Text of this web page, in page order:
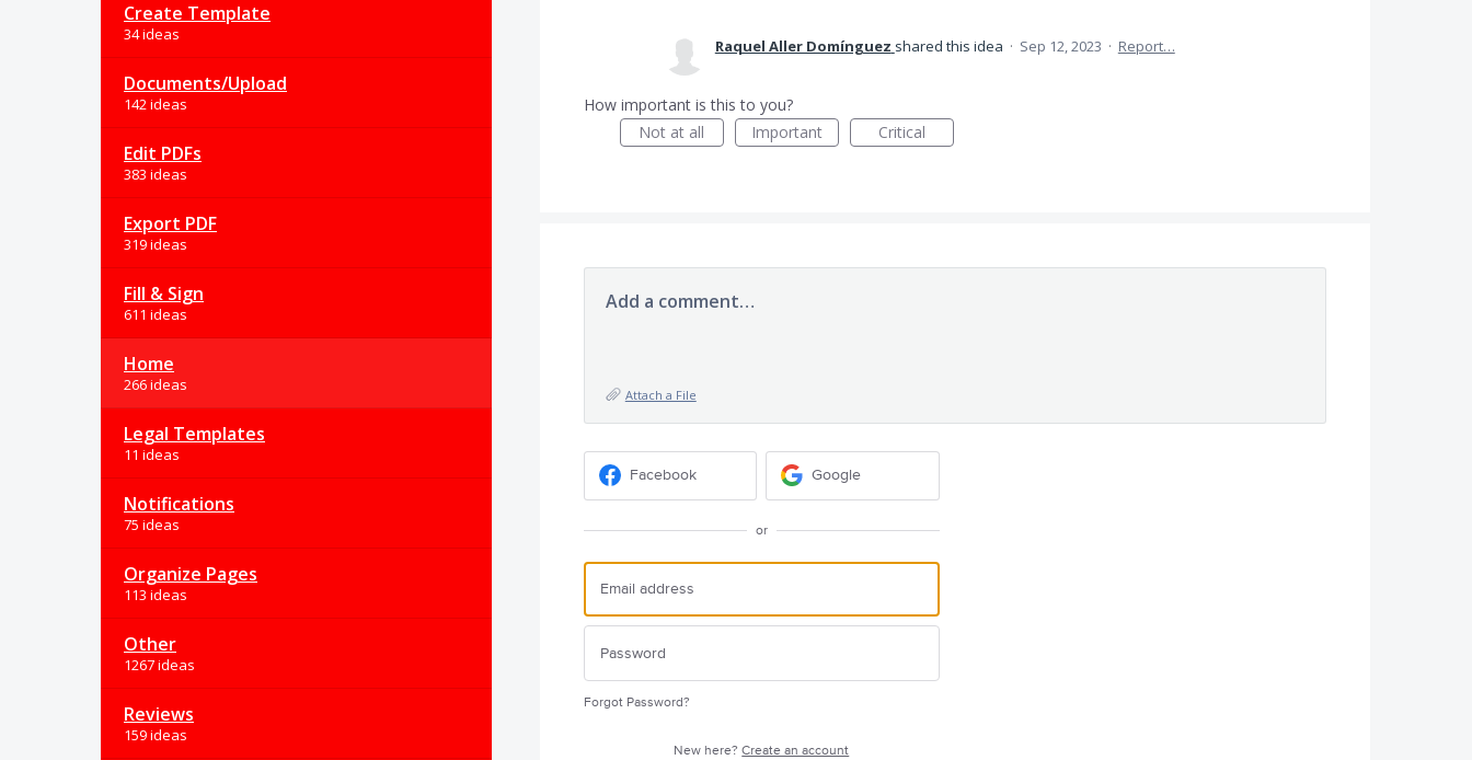
Create Template
34 ideas
Documents/Upload
142 ideas
Edit PDFs
383 ideas
Export PDF
319 ideas
Fill & Sign
611 ideas
Home
266 ideas
Legal Templates
11 ideas
Notifications
75 ideas
Organize Pages
113 ideas
Other
1267 ideas
Reviews
159 ideas
Raquel Aller Domínguez shared this idea · Sep 12, 2023 · Report…
How important is this to you?
Not at all
Important Critical
Add a comment…
Attach a File
Facebook Google
or
Forgot Password?
New here?Create an account